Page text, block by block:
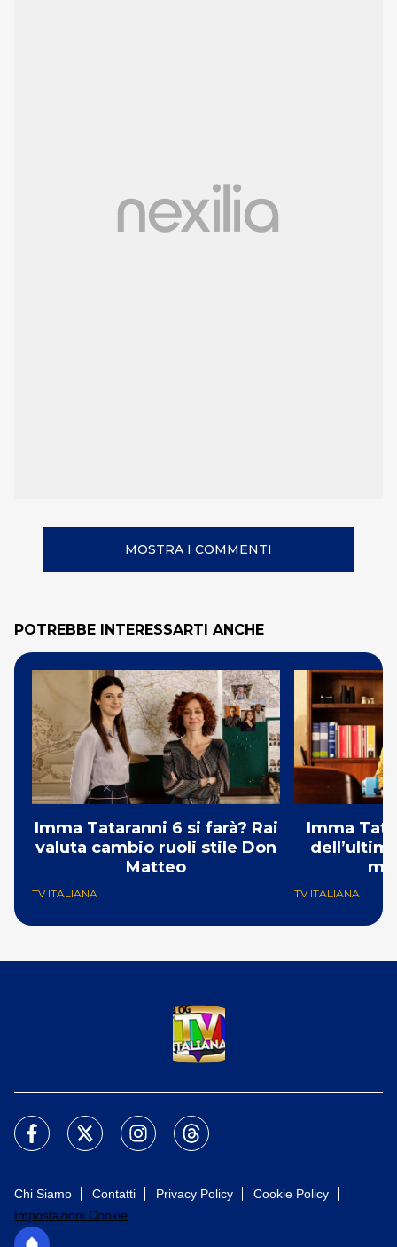
MOSTRA I COMMENTI
POTREBBE INTERESSARTI ANCHE
Imma Tataranni 6 si farà? Rai
valuta cambio ruoli stile Don
Matteo
TV ITALIANA
Imma
TV ITALIANA
Chi Siamo Contatti Privacy Policy
Cookie Policy
Impostazioni Cookie